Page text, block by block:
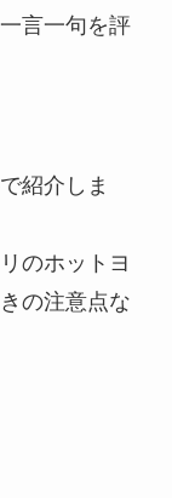
言一句を評
紹介しま
のホットヨ
の注意点な